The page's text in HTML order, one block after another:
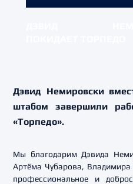
Дэвид Немировски
штабом завершили
«Торпедо».
Мы благодарим Дэвида
Артёма Чубарова,
профессиональное и